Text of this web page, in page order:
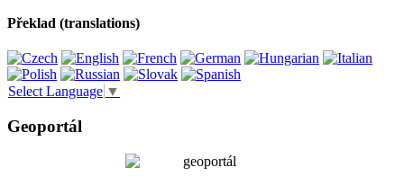
Překlad (translations)
Select Language ▼
Geoportál